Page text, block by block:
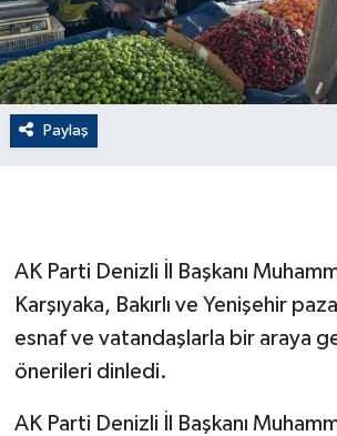
Paylaş
AK Parti Denizli İl Başkanı
Karşıyaka, Bakırlı ve Yenişehir
esnaf ve vatandaşlarla bir araya
önerileri dinledi.
AK Parti Denizli İl Başkanı
EKONOMİ
English News
Finans
GENEL
GÜNDEM
Güvenlik